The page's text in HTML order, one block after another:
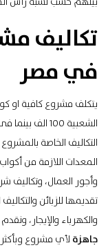
تكاليف
في مصر
التكاليف الخاصة
المعدات اللازمة من
وأجور العمال، وتكاليف
تقديمها للزبائن
والكهرباء والإيجار،
جاهزة